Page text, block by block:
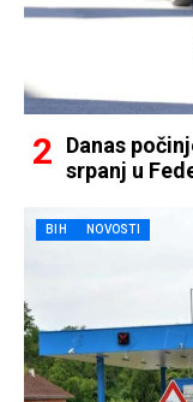
Danas
srpanj u
BIH NOVOSTI